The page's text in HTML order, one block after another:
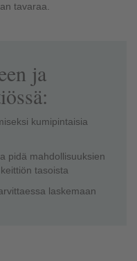
tavaraa.
ja
kumipintaisia
pidä mahdollisuuksien
tasoista
laskemaan